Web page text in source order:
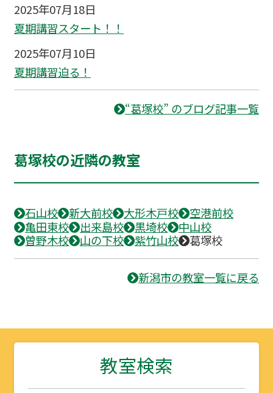
2025年07月18日
夏期講習スタート！！
2025年07月10日
夏期講習迫る！
“葛塚校” のブログ記事一覧
葛塚校の近隣の教室
石山校 新大前校 大形木戸校
空港前校
亀田東校
出来島校 黒埼校
中山校
曽野木校
山の下校 紫竹山校 葛塚校
新潟市の教室一覧に戻る
教室検索